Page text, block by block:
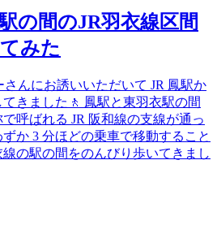
の間のJR羽衣線区間
みた
さんにお誘いいただいて JR 鳳駅か
きました🚶 鳳駅と東羽衣駅の間
呼ばれる JR 阪和線の支線が通っ
か 3 分ほどの乗車で移動すること
の駅の間をのんびり歩いてきまし